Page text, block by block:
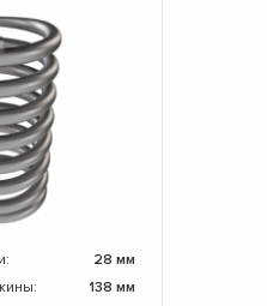
28 мм
138 мм